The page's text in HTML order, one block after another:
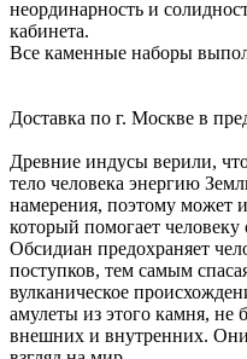
неординарность и
кабинета.
Все каменные наборы
Доставка по г. Москве в
Древние индусы верили,
тело человека энергию
намерения, поэтому может
который помогает человеку
Обсидиан предохраняет
поступков, тем самым
вулканическое
амулеты из этого камня, не
внешних и внутренних.